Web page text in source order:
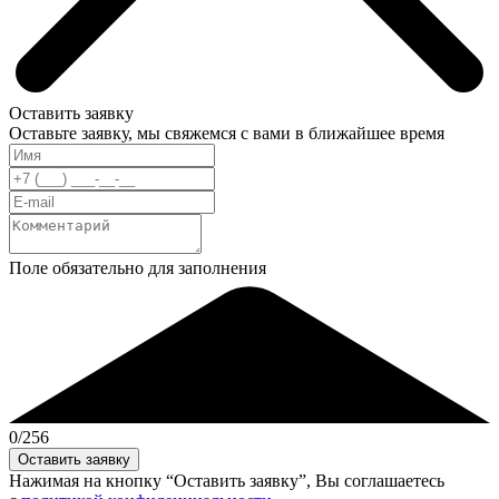
Оставить заявку
Оставьте заявку, мы свяжемся с вами в ближайшее время
Поле обязательно для заполнения
0/256
Нажимая на кнопку “Оставить заявку”, Вы соглашаетесь